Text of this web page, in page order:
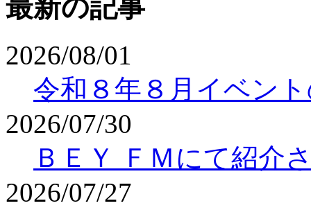
最新の記事
2026/08/01
令和８年８月イベン
2026/07/30
ＢＥＹ ＦＭにて紹介
2026/07/27